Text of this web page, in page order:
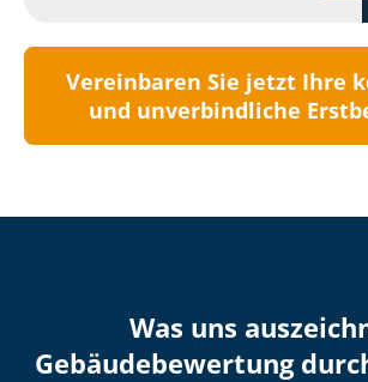
Vereinbaren Sie jetzt Ihre
und unverbindliche
Was uns
Ge­bäu­de­be­wer­tung